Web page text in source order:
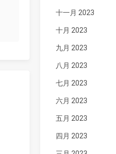
十一月 2023
十月 2023
九月 2023
八月 2023
七月 2023
六月 2023
五月 2023
四月 2023